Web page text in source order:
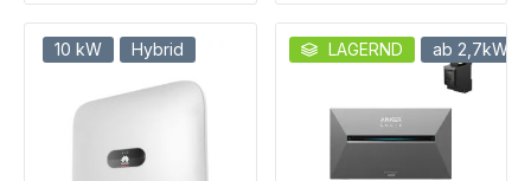
10 kW Hybrid LAGERND ab 2,7kWh